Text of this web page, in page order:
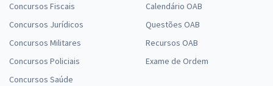
Concursos Fiscais
Concursos Jurídicos
Concursos Militares
Concursos Policiais
Concursos Saúde
Calendário OAB
Questões OAB
Recursos OAB
Exame de Ordem